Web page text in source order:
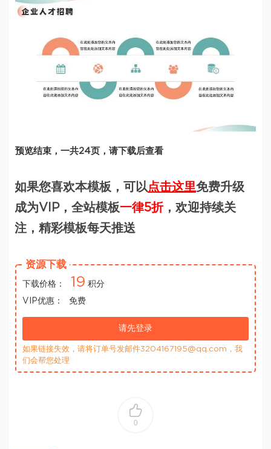
预览结束，一共24页，请下载后查看
如果您喜欢本模板，可以点击这里免费升级
成为VIP，全站模板一律5折，欢迎持续关
注，精彩模板每天推送
资源下载
下载价格： 19 积分
VIP优惠：
免费
请先登录
如果链接失效，请将订单号发邮件3204167195@qq.com，我
们会帮您处理
0